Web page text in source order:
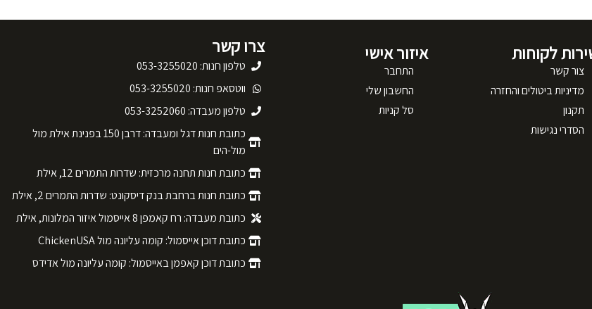
לקוחות
צור קשר
מדיניות ביטולים והחזרה
תקנון
הסדרי נגישות
איזור אישי
התחבר
החשבון שלי
סל קניות
צרו קשר
טלפון חנות: 053-3255020
ווטסאפ חנות: 053-3255020
טלפון מעבדה: 053-3252060
כתובת חנות דגל ומעבדה: דרבן 150 בפנינת אילת מול
מול-הים
כתובת חנות תחנה מרכזית: שדרות התמרים 12, אילת
כתובת חנות ברחבת בנק דיסקונט: שדרות התמרים 2, אילת
כתובת מעבדה: רח קאמפן 8 אייסמול איזור המלונות, אילת
כתובת דוכן אייסמול: קומה עליונה מול ChickenUSA
כתובת דוכן קאפמן באייסמול: קומה עליונה מול אדידס